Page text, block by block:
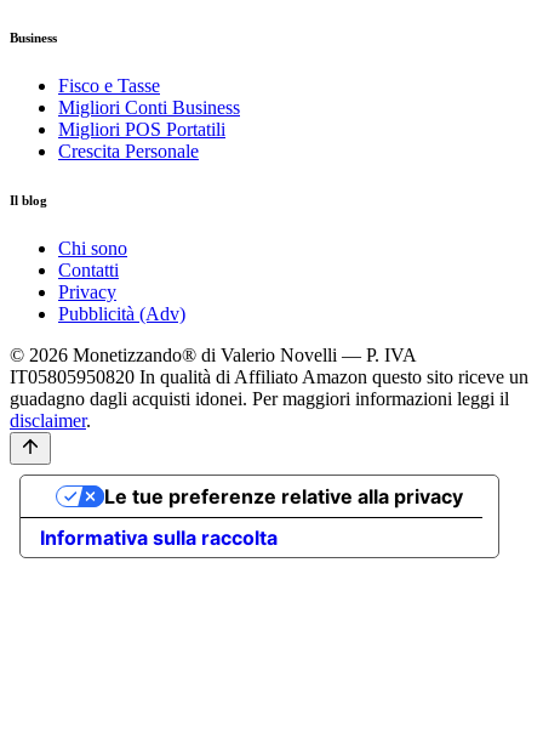
Business
Fisco e Tasse
Migliori Conti Business
Migliori POS Portatili
Crescita Personale
Il blog
Chi sono
Contatti
Privacy
Pubblicità (Adv)
© 2026 Monetizzando® di Valerio Novelli — P. IVA
IT05805950820 In qualità di Affiliato Amazon questo sito riceve un
guadagno dagli acquisti idonei. Per maggiori informazioni leggi il
disclaimer.
Informativa sulla raccolta
Le tue preferenze relative alla privacy